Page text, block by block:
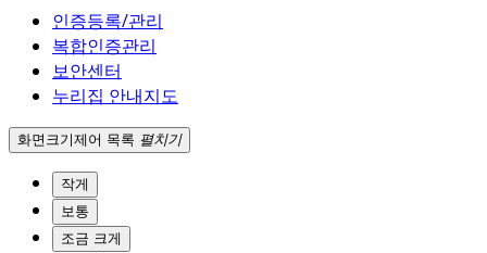
인증등록/관리
복합인증관리
보안센터
누리집 안내지도
화면크기제어 목록 펼치기
작게
보통
조금 크게